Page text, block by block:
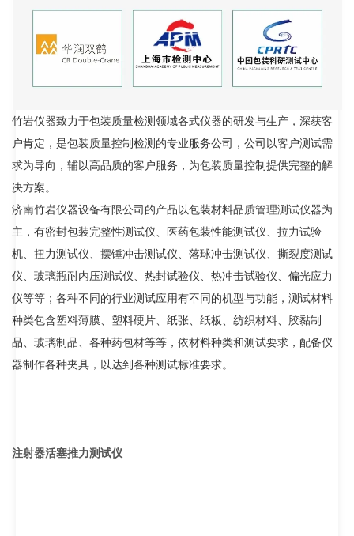
竹岩仪器致力于包装质量检测领域各式仪器的研发与生产，深获客
户肯定，是包装质量控制检测的专业服务公司，公司以客户测试需
求为导向，辅以高品质的客户服务，为包装质量控制提供完整的解
决方案。
济南竹岩仪器设备有限公司的产品以包装材料品质管理测试仪器为
主，有密封包装完整性测试仪、医药包装性能测试仪、拉力试验
机、扭力测试仪、摆锤冲击测试仪、落球冲击测试仪、撕裂度测试
仪、玻璃瓶耐内压测试仪、热封试验仪、热冲击试验仪、偏光应力
仪等等；各种不同的行业测试应用有不同的机型与功能，测试材料
种类包含塑料薄膜、塑料硬片、纸张、纸板、纺织材料、胶黏制
品、玻璃制品、各种药包材等等，依材料种类和测试要求，配备仪
器制作各种夹具，以达到各种测试标准要求。
注射器活塞推力测试仪